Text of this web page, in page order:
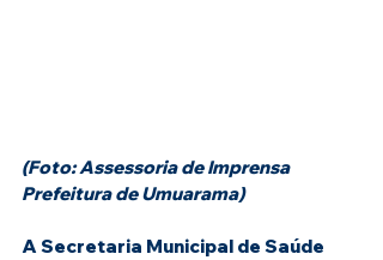
(Foto: Assessoria de Imprensa
Prefeitura de Umuarama)
A Secretaria Municipal de Saúde